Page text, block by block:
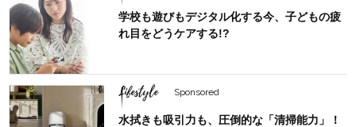
学校も遊びもデジタル化する今、子どもの疲
れ目をどうケアする!?
Lifestyle Sponsored
水拭きも吸引力も、圧倒的な「清掃能力」！